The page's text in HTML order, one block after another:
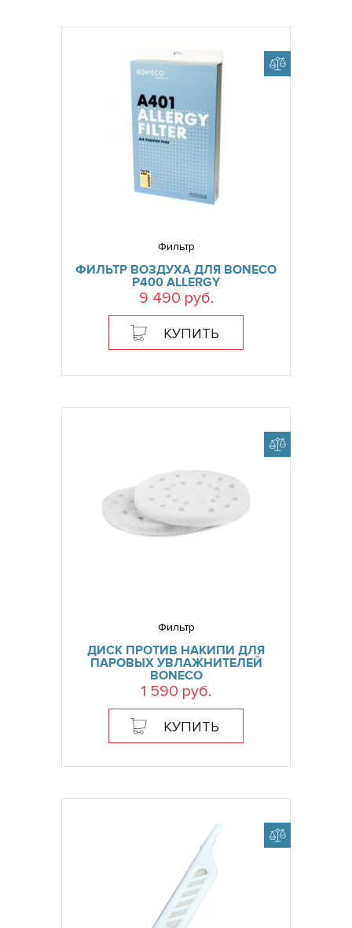
Фильтр
ФИЛЬТР ВОЗДУХА ДЛЯ BONECO
P400 ALLERGY
9 490 руб.
КУПИТЬ
Фильтр
ДИСК ПРОТИВ НАКИПИ ДЛЯ
ПАРОВЫХ УВЛАЖНИТЕЛЕЙ
BONECO
1 590 руб.
КУПИТЬ